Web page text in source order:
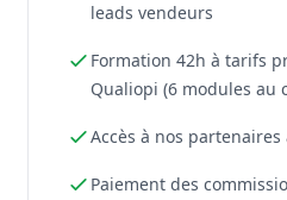
leads vendeurs
Formation 42h à tarifs
Qualiopi (6 modules au
Accès à nos partenaires
Paiement des